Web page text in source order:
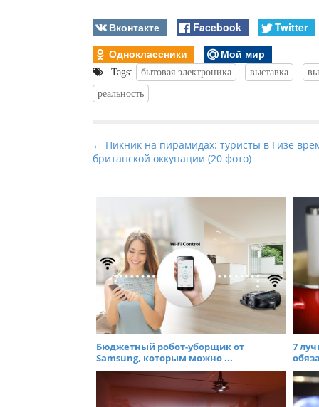
Вконтакте Facebook
Twitter
Одноклассники
Мой мир
Tags: бытовая электроника выставка
реальность
P
o
v
a
t
o
← Пикник на пирамидах: туристы в Гизе
британской оккупации (20 фото)
Бюджетный робот-уборщик от
Samsung, которым можно ...
7